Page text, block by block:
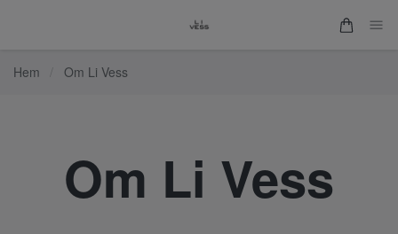
Hem Om Li Vess
Om Li Vess